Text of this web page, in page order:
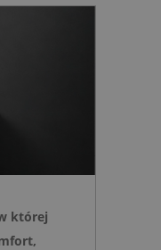
której